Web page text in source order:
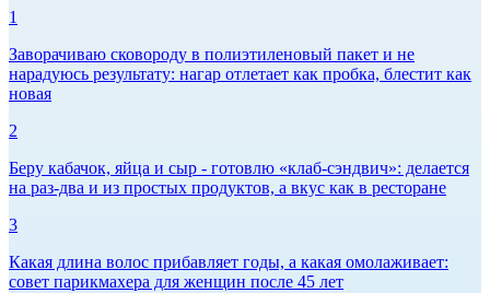
1
Заворачиваю сковороду в полиэтиленовый пакет и не
нарадуюсь результату: нагар отлетает как пробка, блестит как
новая
2
Беру кабачок, яйца и сыр - готовлю «клаб-сэндвич»: делается
на раз-два и из простых продуктов, а вкус как в ресторане
3
Какая длина волос прибавляет годы, а какая омолаживает:
совет парикмахера для женщин после 45 лет